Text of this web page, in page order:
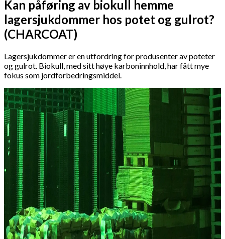
Kan påføring av biokull hemme
lagersjukdommer hos potet og gulrot?
(CHARCOAT)
Lagersjukdommer er en utfordring for produsenter av poteter
og gulrot. Biokull, med sitt høye karboninnhold, har fått mye
fokus som jordforbedringsmiddel.